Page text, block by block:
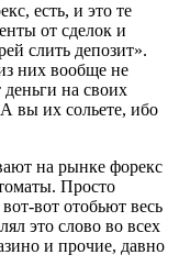
есть, и это те
от сделок и
слить депозит».
них вообще не
на своих
вы их сольете, ибо
на рынке форекс
Просто
вот отобьют весь
это слово во всех
и прочие, давно